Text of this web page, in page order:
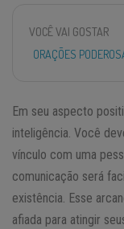
VOCÊ VAI GOSTAR
ORAÇÕES
Em seu aspecto
inteligência. Você
vínculo com uma
comunicação será
existência. Esse
afiada para atingir